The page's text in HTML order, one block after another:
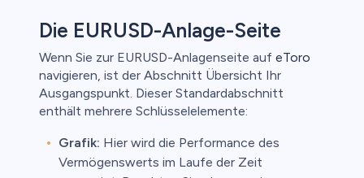
Die EURUSD-Anlage-Seite
Wenn Sie zur EURUSD-Anlagenseite auf eToro
navigieren, ist der Abschnitt Übersicht Ihr
Ausgangspunkt. Dieser Standardabschnitt
enthält mehrere Schlüsselelemente:
Grafik: Hier wird die Performance des
Vermögenswerts im Laufe der Zeit